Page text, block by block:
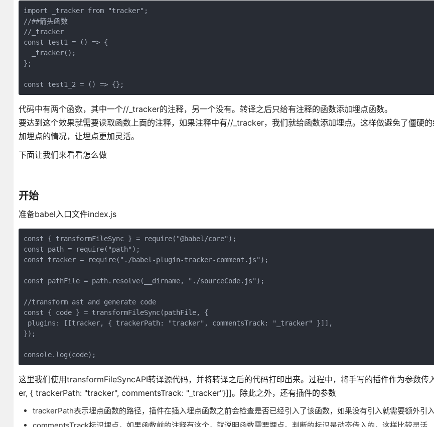
import _tracker from "tracker";
//##箭头函数
//_tracker
const test1 = () => {
  _tracker();
};
const test1_2 = () => {};
代码中有两个函数，其中一个//_tracker的注释，另一个没有。转译之后只给有注释的函数添加埋点函数。
要达到这个效果就需要读取函数上面的注释，如果注释中有//_tracker，我们就给函数添加埋点。这样做避免了僵硬
加埋点的情况，让埋点更加灵活。
下面让我们来看看怎么做
开始
准备babel入口文件index.js
const { transformFileSync } = require("@babel/core");
const path = require("path");
const tracker = require("./babel-plugin-tracker-comment.js");
const pathFile = path.resolve(__dirname, "./sourceCode.js");
//transform ast and generate code
const { code } = transformFileSync(pathFile, {
plugins: [[tracker, { trackerPath: "tracker", commentsTrack: "_tracker" }]],
});
console.log(code);
这里我们使用transformFileSyncAPI转译源代码，并将转译之后的代码打印出来。过程中，将手写的插件作为参数
er, { trackerPath: "tracker", commentsTrack: "_tracker"}]]。除此之外，还有插件的参数
trackerPath表示埋点函数的路径，插件在插入埋点函数之前会检查是否已经引入了该函数，如果没有引入就需要额外引入